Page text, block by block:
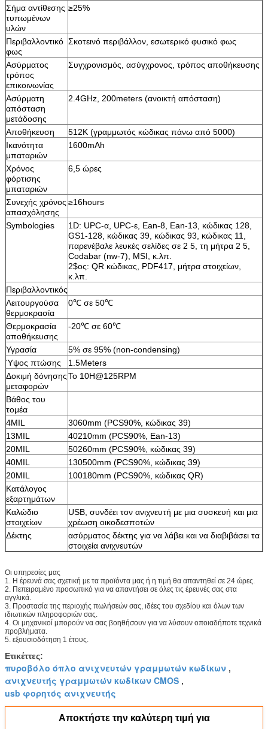
Σήμα αντίθεσης
τυπωμένων
υλών
≥25%
Περιβαλλοντικό
φως
Σκοτεινό περιβάλλον, εσωτερικό φυσικό φως
Ασύρματος
τρόπος
επικοινωνίας
Συγχρονισμός, ασύγχρονος, τρόπος αποθήκευσης
Ασύρματη
απόσταση
μετάδοσης
2.4GHz, 200meters (ανοικτή απόσταση)
Αποθήκευση
512K (γραμμωτός κώδικας πάνω από 5000)
Ικανότητα
μπαταριών
1600mAh
Χρόνος
φόρτισης
μπαταριών
6,5 ώρες
Συνεχής χρόνος
απασχόλησης
≥16hours
Symbologies
1D: UPC-α, UPC-ε, Ean-8, Ean-13, κώδικας 128,
GS1-128, κώδικας 39, κώδικας 93, κώδικας 11,
παρενέβαλε λευκές σελίδες σε 2 5, τη μήτρα 2 5,
Codabar (nw-7), MSI, κ.λπ.
2$ος: QR κώδικας, PDF417, μήτρα στοιχείων,
κ.λπ.
Περιβαλλοντικός
Λειτουργούσα
θερμοκρασία
0℃ σε 50℃
Θερμοκρασία
αποθήκευσης
-20℃ σε 60℃
Υγρασία
5% σε 95% (non-condensing)
Ύψος πτώσης
1.5Meters
Δοκιμή δόνησης
μεταφορών
Το 10H@125RPM
Βάθος του
τομέα
4MIL
3060mm (PCS90%, κώδικας 39)
13MIL
40210mm (PCS90%, Ean-13)
20MIL
50260mm (PCS90%, κώδικας 39)
40MIL
130500mm (PCS90%, κώδικας 39)
20MIL
100180mm (PCS90%, κώδικας QR)
Κατάλογος
εξαρτημάτων
Καλώδιο
στοιχείων
USB, συνδέει τον ανιχνευτή με μια συσκευή και μια
χρέωση οικοδεσποτών
Δέκτης
ασύρματος δέκτης για να λάβει και να διαβιβάσει τα
στοιχεία ανιχνευτών
Οι υπηρεσίες μας
1. Η έρευνά σας σχετική με τα προϊόντα μας ή η τιμή θα απαντηθεί σε 24 ώρες.
2. Πεπειραμένο προσωπικό για να απαντήσει σε όλες τις έρευνές σας στα
αγγλικά.
3. Προστασία της περιοχής πωλήσεών σας, ιδέες του σχεδίου και όλων των
ιδιωτικών πληροφοριών σας.
4. Οι μηχανικοί μπορούν να σας βοηθήσουν για να λύσουν οποιαδήποτε τεχνικά
προβλήματα.
5. εξουσιοδότηση 1 έτους.
Ετικέττες:
πυροβόλο όπλο ανιχνευτών γραμμωτών κωδίκων ,
ανιχνευτής γραμμωτών κωδίκων CMOS ,
usb φορητός ανιχνευτής
Αποκτήστε την καλύτερη τιμή για